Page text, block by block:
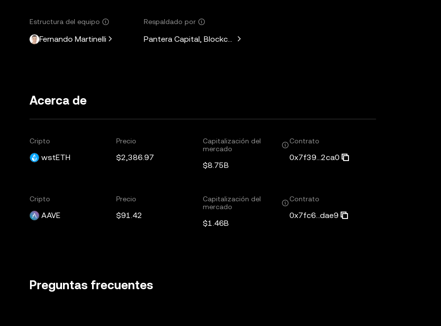
Estructura del equipo
Fernando Martinelli
Respaldado por
Pantera Capital, Blockchain Capital, LongHash Ventures, Fenbushi Capital, Kain
Acerca de
Cripto
wstETH
Precio
$2,386.97
Capitalización del
mercado
$8.75B
Contrato
0x7f39...2ca0
Cripto
AAVE
Precio
$91.42
Capitalización del
mercado
$1.46B
Contrato
0x7fc6...dae9
Preguntas frecuentes